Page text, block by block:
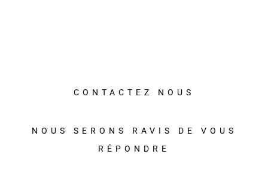
CONTACTEZ NOUS
NOUS SERONS RAVIS DE VOUS
RÉPONDRE